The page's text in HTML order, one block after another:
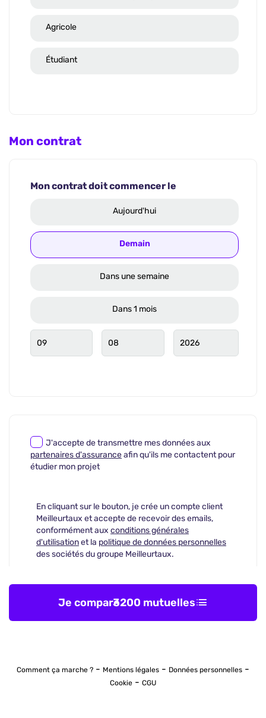
Agricole
Étudiant
Mon contrat
Mon contrat doit commencer le
Aujourd'hui
Demain
Dans une semaine
Dans 1 mois
J'accepte de transmettre mes données aux
partenaires d'assuranceafin qu'ils me contactent pour
étudier mon projet
En cliquant sur le bouton, je crée un compte client
Meilleurtaux et accepte de recevoir des emails,
conformément aux conditions générales
d'utilisationet la politique de données personnelles
des sociétés du groupe Meilleurtaux.
Je compare3200 mutuelles
Comment ça marche ? - Mentions légales - Données personnelles -
Cookie - CGU